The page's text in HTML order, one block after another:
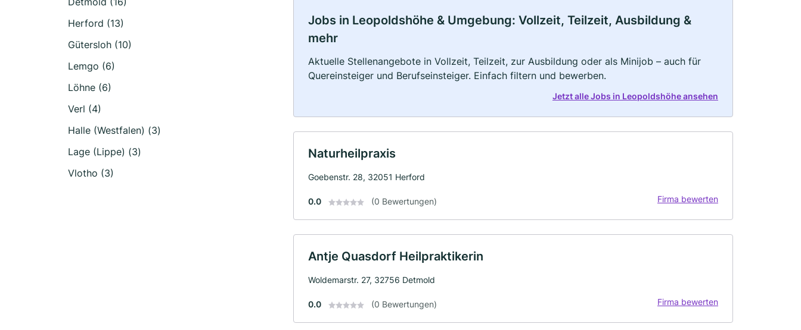
Herford (13)
Gütersloh (10)
Lemgo (6)
Löhne (6)
Verl (4)
Halle (Westfalen) (3)
Lage (Lippe) (3)
Vlotho (3)
Jobs in Leopoldshöhe & Umgebung: Vollzeit, Teilzeit, Ausbildung &
mehr
Aktuelle Stellenangebote in Vollzeit, Teilzeit, zur Ausbildung oder als Minijob – auch für
Quereinsteiger und Berufseinsteiger. Einfach filtern und bewerben.
Jetzt alle Jobs in Leopoldshöhe ansehen
Naturheilpraxis
Goebenstr. 28, 32051 Herford
0.0 (0 Bewertungen) Firma bewerten
Antje Quasdorf Heilpraktikerin
Woldemarstr. 27, 32756 Detmold
0.0 (0 Bewertungen) Firma bewerten